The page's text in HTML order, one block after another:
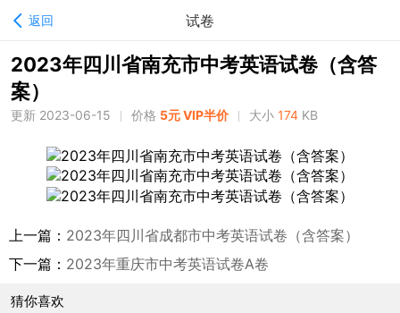
返回 试卷
2023年四川省南充市中考英语试卷（含答
案）
更新 2023-06-15 价格 5元 VIP半价 大小 174 KB
上一篇： 2023年四川省成都市中考英语试卷（含答案）
下一篇： 2023年重庆市中考英语试卷A卷
猜你喜欢